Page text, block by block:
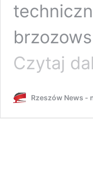
Czytaj
Rzeszów News -